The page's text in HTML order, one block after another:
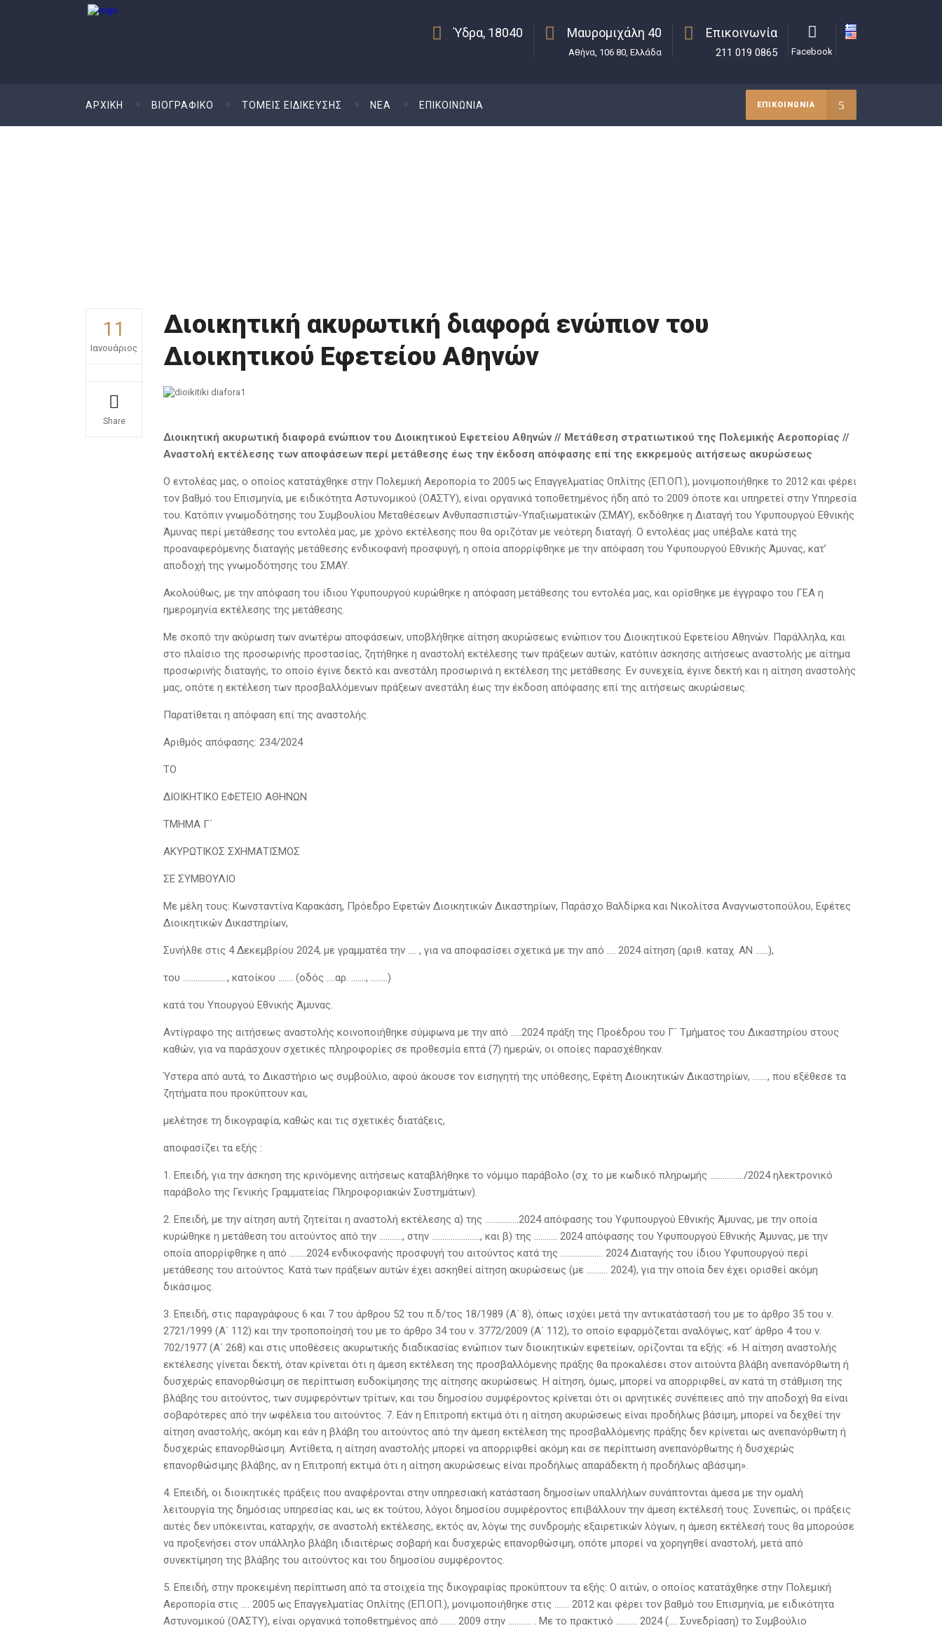
Ύδρα, 18040 Μαυρομιχάλη 40
Αθήνα, 106 80, Ελλάδα
Επικοινωνία
211 019 0865 Facebook
ΑΡΧΙΚΗ ΒΙΟΓΡΑΦΙΚO ΤΟΜΕΙΣ ΕΙΔΙΚΕΥΣΗΣ ΝΕΑ ΕΠΙΚΟΙΝΩΝΙΑ ΕΠΙΚΟΙΝΩΝΙΑ
11
Ιανουάριος
Share
Διοικητική ακυρωτική διαφορά ενώπιον του
Διοικητικού Εφετείου Αθηνών
Διοικητική ακυρωτική διαφορά ενώπιον του Διοικητικού Εφετείου Αθηνών // Μετάθεση στρατιωτικού της Πολεμικής Αεροπορίας //
Αναστολή εκτέλεσης των αποφάσεων περί μετάθεσης έως την έκδοση απόφασης επί της εκκρεμούς αιτήσεως ακυρώσεως
Ο εντολέας μας, ο οποίος κατατάχθηκε στην Πολεμική Αεροπορία το 2005 ως Επαγγελματίας Οπλίτης (ΕΠ.ΟΠ.), μονιμοποιήθηκε το 2012 και φέρει
τον βαθμό του Επισμηνία, με ειδικότητα Αστυνομικού (ΟΑΣΤΥ), είναι οργανικά τοποθετημένος ήδη από το 2009 όποτε και υπηρετεί στην Υπηρεσία
του. Κατόπιν γνωμοδότησης του Συμβουλίου Μεταθέσεων Ανθυπασπιστών-Υπαξιωματικών (ΣΜΑΥ), εκδόθηκε η Διαταγή του Υφυπουργού Εθνικής
Άμυνας περί μετάθεσης του εντολέα μας, με χρόνο εκτέλεσης που θα οριζόταν με νεότερη διαταγή. Ο εντολέας μας υπέβαλε κατά της
προαναφερόμενης διαταγής μετάθεσης ενδικοφανή προσφυγή, η οποία απορρίφθηκε με την απόφαση του Υφυπουργού Εθνικής Άμυνας, κατ’
αποδοχή της γνωμοδότησης του ΣΜΑΥ.
Ακολούθως, με την απόφαση του ίδιου Υφυπουργού κυρώθηκε η απόφαση μετάθεσης του εντολέα μας, και ορίσθηκε με έγγραφο του ΓΕΑ η
ημερομηνία εκτέλεσης της μετάθεσης.
Με σκοπό την ακύρωση των ανωτέρω αποφάσεων, υποβλήθηκε αίτηση ακυρώσεως ενώπιον του Διοικητικού Εφετείου Αθηνών. Παράλληλα, και
στο πλαίσιο της προσωρινής προστασίας, ζητήθηκε η αναστολή εκτέλεσης των πράξεων αυτών, κατόπιν άσκησης αιτήσεως αναστολής με αίτημα
προσωρινής διαταγής, το οποίο έγινε δεκτό και ανεστάλη προσωρινά η εκτέλεση της μετάθεσης. Εν συνεχεία, έγινε δεκτή και η αίτηση αναστολής
μας, οπότε η εκτέλεση των προσβαλλόμενων πράξεων ανεστάλη έως την έκδοση απόφασης επί της αιτήσεως ακυρώσεως.
Παρατίθεται η απόφαση επί της αναστολής.
Αριθμός απόφασης: 234/2024
ΤΟ
ΔΙΟΙΚΗΤΙΚΟ ΕΦΕΤΕΙΟ ΑΘΗΝΩΝ
ΤΜΗΜΑ Γ΄
ΑΚΥΡΩΤΙΚΟΣ ΣΧΗΜΑΤΙΣΜΟΣ
ΣΕ ΣΥΜΒΟΥΛΙΟ
Με μέλη τους: Κωνσταντίνα Καρακάση, Πρόεδρο Εφετών Διοικητικών Δικαστηρίων, Παράσχο Βαλδίρκα και Νικολίτσα Αναγνωστοπούλου, Εφέτες
Διοικητικών Δικαστηρίων,
Συνήλθε στις 4 Δεκεμβρίου 2024, με γραμματέα την …. , για να αποφασίσει σχετικά με την από …. 2024 αίτηση (αριθ. καταχ. ΑΝ ……),
του …………………, κατοίκου ……. (οδός ….αρ. ……., ……..)
κατά του Υπουργού Εθνικής Άμυνας.
Αντίγραφο της αιτήσεως αναστολής κοινοποιήθηκε σύμφωνα με την από …..2024 πράξη της Προέδρου του Γ΄ Τμήματος του Δικαστηρίου στους
καθών, για να παράσχουν σχετικές πληροφορίες σε προθεσμία επτά (7) ημερών, οι οποίες παρασχέθηκαν.
Ύστερα από αυτά, το Δικαστήριο ως συμβούλιο, αφού άκουσε τον εισηγητή της υπόθεσης, Εφέτη Διοικητικών Δικαστηρίων, ……., που εξέθεσε τα
ζητήματα που προκύπτουν και,
μελέτησε τη δικογραφία, καθώς και τις σχετικές διατάξεις,
αποφασίζει τα εξής :
1. Επειδή, για την άσκηση της κρινόμενης αιτήσεως καταβλήθηκε το νόμιμο παράβολο (σχ. το με κωδικό πληρωμής ……………./2024 ηλεκτρονικό
παράβολο της Γενικής Γραμματείας Πληροφοριακών Συστημάτων).
2. Επειδή, με την αίτηση αυτή ζητείται η αναστολή εκτέλεσης α) της …………….2024 απόφασης του Υφυπουργού Εθνικής Άμυνας, με την οποία
κυρώθηκε η μετάθεση του αιτούντος από την ……….., στην ………………….., και β) της ……….. 2024 απόφασης του Υφυπουργού Εθνικής Άμυνας, με την
οποία απορρίφθηκε η από ……..2024 ενδικοφανής προσφυγή του αιτούντος κατά της ……………….. 2024 Διαταγής του ίδιου Υφυπουργού περί
μετάθεσης του αιτούντος. Κατά των πράξεων αυτών έχει ασκηθεί αίτηση ακυρώσεως (με ………. 2024), για την οποία δεν έχει ορισθεί ακόμη
δικάσιμος.
3. Επειδή, στις παραγράφους 6 και 7 του άρθρου 52 του π.δ/τος 18/1989 (Α΄ 8), όπως ισχύει μετά την αντικατάστασή του με το άρθρο 35 του ν.
2721/1999 (Α΄ 112) και την τροποποίησή του με το άρθρο 34 του ν. 3772/2009 (Α΄ 112), το οποίο εφαρμόζεται αναλόγως, κατ’ άρθρο 4 του ν.
702/1977 (Α΄ 268) και στις υποθέσεις ακυρωτικής διαδικασίας ενώπιον των διοικητικών εφετείων, ορίζονται τα εξής: «6. Η αίτηση αναστολής
εκτέλεσης γίνεται δεκτή, όταν κρίνεται ότι η άμεση εκτέλεση της προσβαλλόμενης πράξης θα προκαλέσει στον αιτούντα βλάβη ανεπανόρθωτη ή
δυσχερώς επανορθώσιμη σε περίπτωση ευδοκίμησης της αίτησης ακυρώσεως. Η αίτηση, όμως, μπορεί να απορριφθεί, αν κατά τη στάθμιση της
βλάβης του αιτούντος, των συμφερόντων τρίτων, και του δημοσίου συμφέροντος κρίνεται ότι οι αρνητικές συνέπειες από την αποδοχή θα είναι
σοβαρότερες από την ωφέλεια του αιτούντος. 7. Εάν η Επιτροπή εκτιμά ότι η αίτηση ακυρώσεως είναι προδήλως βάσιμη, μπορεί να δεχθεί την
αίτηση αναστολής, ακόμη και εάν η βλάβη του αιτούντος από την άμεση εκτέλεση της προσβαλλόμενης πράξης δεν κρίνεται ως ανεπανόρθωτη ή
δυσχερώς επανορθώσιμη. Αντίθετα, η αίτηση αναστολής μπορεί να απορριφθεί ακόμη και σε περίπτωση ανεπανόρθωτης ή δυσχερώς
επανορθώσιμης βλάβης, αν η Επιτροπή εκτιμά ότι η αίτηση ακυρώσεως είναι προδήλως απαράδεκτη ή προδήλως αβάσιμη».
4. Επειδή, οι διοικητικές πράξεις που αναφέρονται στην υπηρεσιακή κατάσταση δημοσίων υπαλλήλων συνάπτονται άμεσα με την ομαλή
λειτουργία της δημόσιας υπηρεσίας και, ως εκ τούτου, λόγοι δημοσίου συμφέροντος επιβάλλουν την άμεση εκτέλεσή τους. Συνεπώς, οι πράξεις
αυτές δεν υπόκεινται, καταρχήν, σε αναστολή εκτέλεσης, εκτός αν, λόγω της συνδρομής εξαιρετικών λόγων, η άμεση εκτέλεσή τους θα μπορούσε
να προξενήσει στον υπάλληλο βλάβη ιδιαιτέρως σοβαρή και δυσχερώς επανορθώσιμη, οπότε μπορεί να χορηγηθεί αναστολή, μετά από
συνεκτίμηση της βλάβης του αιτούντος και του δημοσίου συμφέροντος.
5. Επειδή, στην προκειμένη περίπτωση από τα στοιχεία της δικογραφίας προκύπτουν τα εξής: Ο αιτών, ο οποίος κατατάχθηκε στην Πολεμική
Αεροπορία στις …. 2005 ως Επαγγελματίας Οπλίτης (ΕΠ.ΟΠ.), μονιμοποιήθηκε στις ……. 2012 και φέρει τον βαθμό του Επισμηνία, με ειδικότητα
Αστυνομικού (ΟΑΣΤΥ), είναι οργανικά τοποθετημένος από ……. 2009 στην ……….. . Με το πρακτικό ………. 2024 (…. Συνεδρίαση) το Συμβούλιο